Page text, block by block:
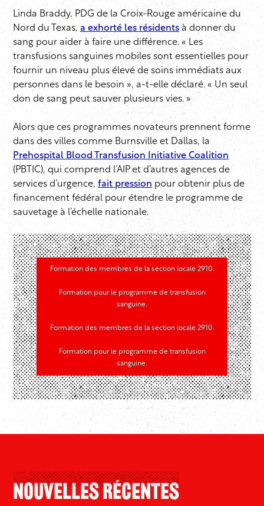
Linda Braddy, PDG de la Croix-Rouge américaine du
Nord du Texas, a exhorté les résidentsà donner du
sang pour aider à faire une différence. « Les
transfusions sanguines mobiles sont essentielles pour
fournir un niveau plus élevé de soins immédiats aux
personnes dans le besoin », a-t-elle déclaré. « Un seul
don de sang peut sauver plusieurs vies. »
Alors que ces programmes novateurs prennent forme
dans des villes comme Burnsville et Dallas, la
Prehospital Blood Transfusion Initiative Coalition
(PBTIC), qui comprend l’AIP et d’autres agences de
services d’urgence, fait pression pour obtenir plus de
financement fédéral pour étendre le programme de
sauvetage à l’échelle nationale.
Formation des membres de la section locale 2910.
Formation pour le programme de transfusion
sanguine.
Formation des membres de la section locale 2910.
Formation pour le programme de transfusion
sanguine.
Nouvelles Récentes